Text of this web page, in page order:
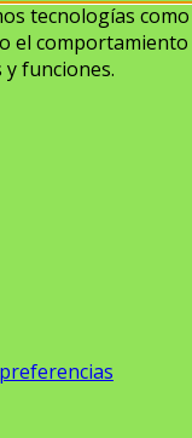
tecnologías
funciones.